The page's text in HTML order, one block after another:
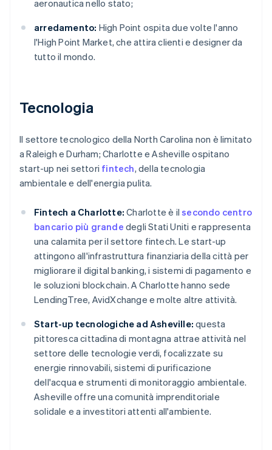
aeronautica nello stato;
arredamento: High Point ospita due volte l'anno
l'High Point Market, che attira clienti e designer da
tutto il mondo.
Tecnologia
Il settore tecnologico della North Carolina non è limitato
a Raleigh e Durham; Charlotte e Asheville ospitano
start-up nei settori fintech, della tecnologia
ambientale e dell'energia pulita.
Fintech a Charlotte: Charlotte è ilsecondo centro
bancario più grande degli Stati Uniti e rappresenta
una calamita per il settore fintech. Le start-up
attingono all'infrastruttura finanziaria della città per
migliorare il digital banking, i sistemi di pagamento e
le soluzioni blockchain. A Charlotte hanno sede
LendingTree, AvidXchange e molte altre attività.
Start-up tecnologiche ad Asheville: questa
pittoresca cittadina di montagna attrae attività nel
settore delle tecnologie verdi, focalizzate su
energie rinnovabili, sistemi di purificazione
dell'acqua e strumenti di monitoraggio ambientale.
Asheville offre una comunità imprenditoriale
solidale e a investitori attenti all'ambiente.